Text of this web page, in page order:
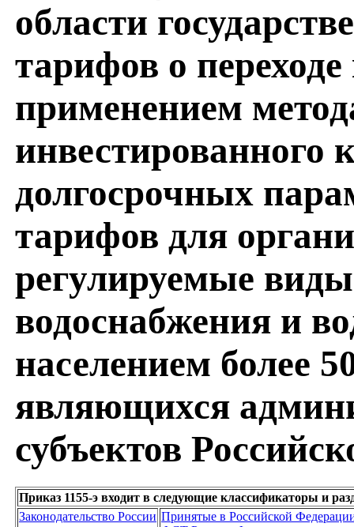
области
тарифов о
применением
инвестированного
долгосрочных
тарифов для
регулируемые
водоснабжения и
населением более
являющихся
субъектов
Приказ 1155-э входит в следующие классификаторы и
Законодательство России Принятые в Российской